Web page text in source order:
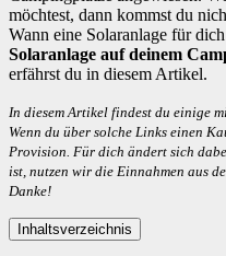
möchtest, dann kommst du
Wann eine Solaranlage für
Solaranlage auf deinem
erfährst du in diesem Artikel.
In diesem Artikel findest du einige
Wenn du über solche Links einen
Provision. Für dich ändert sich
ist, nutzen wir die Einnahmen aus
Danke!
Inhaltsverzeichnis